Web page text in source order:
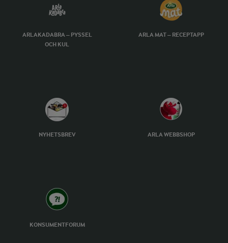
ARLAKADABRA – PYSSEL
OCH KUL
ARLA MAT – RECEPTAPP
NYHETSBREV ARLA WEBBSHOP
KONSUMENTFORUM